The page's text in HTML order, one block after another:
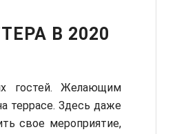
В 2020
гостей. Желающим
террасе. Здесь даже
свое мероприятие,